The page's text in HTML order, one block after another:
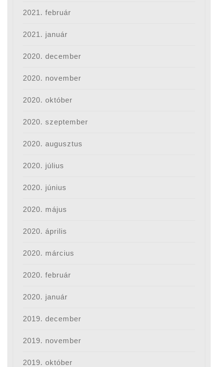
2021. február
2021. január
2020. december
2020. november
2020. október
2020. szeptember
2020. augusztus
2020. július
2020. június
2020. május
2020. április
2020. március
2020. február
2020. január
2019. december
2019. november
2019. október